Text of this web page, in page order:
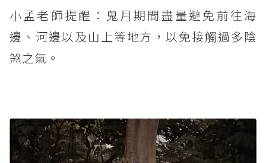
小孟老師提醒：鬼月期間盡量避免前往海
邊、河邊以及山上等地方，以免接觸過多陰
煞之氣。